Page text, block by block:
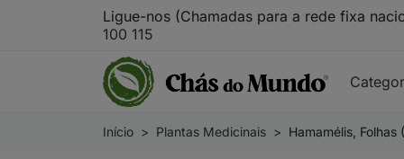
Ligue-nos (Chamadas para a rede fixa
100 115
Início Plantas Medicinais Hamamélis,